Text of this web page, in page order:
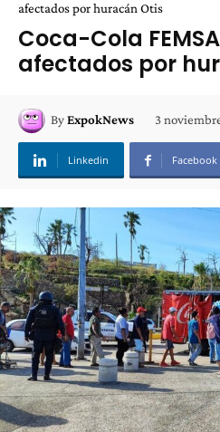
afectados por huracán Otis
Coca-Cola
afectados por
ByExpokNews 3
Linkedin Facebook